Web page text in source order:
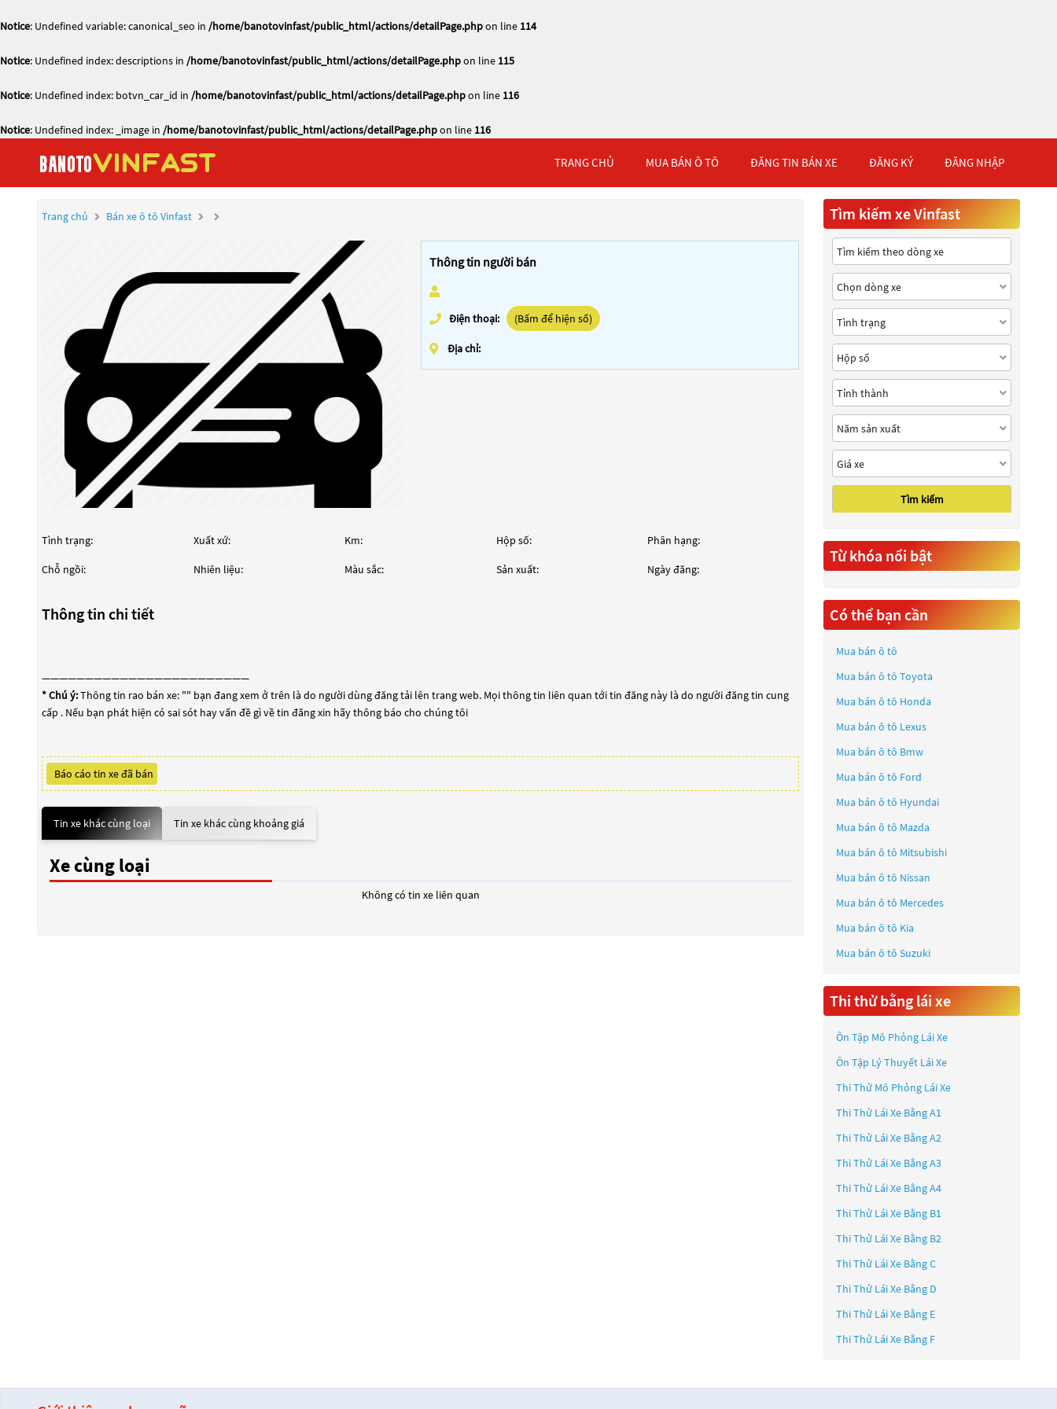
Notice: Undefined variable: canonical_seo in /home/banotovinfast/public_html/actions/detailPage.phpon line 114
Notice: Undefined index: descriptions in /home/banotovinfast/public_html/actions/detailPage.phpon line 115
Notice: Undefined index: botvn_car_id in /home/banotovinfast/public_html/actions/detailPage.phpon line 116
Notice: Undefined index: _image in /home/banotovinfast/public_html/actions/detailPage.phpon line 116
TRANG CHỦ MUA BÁN Ô TÔ ĐĂNG TIN BÁN XE ĐĂNG KÝ ĐĂNG NHẬP
Trang chủ Bán xe ô tô Vinfast
Thông tin người bán
Điện thoại: (Bấm để hiện số)
Địa chỉ:
Tình trạng: Xuất xứ: Km: Hộp số: Phân hạng:
Chỗ ngồi: Nhiên liệu: Màu sắc: Sản xuất: Ngày đăng:
Thông tin chi tiết
————————————————————————
* Chú ý:Thông tin rao bán xe: "" bạn đang xem ở trên là do người dùng đăng tải lên trang web. Mọi thông tin liên quan tới tin đăng này là do người đăng tin cung
cấp . Nếu bạn phát hiện có sai sót hay vấn đề gì về tin đăng xin hãy thông báo cho chúng tôi
Báo cáo tin xe đã bán
Tin xe khác cùng loại Tin xe khác cùng khoảng giá
Xe cùng loại
Không có tin xe liên quan
Tìm kiếm xe Vinfast
Tìm kiếm
Từ khóa nổi bật
Có thể bạn cần
Mua bán ô tô
Mua bán ô tô Toyota
Mua bán ô tô Honda
Mua bán ô tô Lexus
Mua bán ô tô Bmw
Mua bán ô tô Ford
Mua bán ô tô Hyundai
Mua bán ô tô Mazda
Mua bán ô tô Mitsubishi
Mua bán ô tô Nissan
Mua bán ô tô Mercedes
Mua bán ô tô Kia
Mua bán ô tô Suzuki
Thi thử bằng lái xe
Ôn Tập Mô Phỏng Lái Xe
Ôn Tập Lý Thuyết Lái Xe
Thi Thử Mô Phỏng Lái Xe
Thi Thử Lái Xe Bằng A1
Thi Thử Lái Xe Bằng A2
Thi Thử Lái Xe Bằng A3
Thi Thử Lái Xe Bằng A4
Thi Thử Lái Xe Bằng B1
Thi Thử Lái Xe Bằng B2
Thi Thử Lái Xe Bằng C
Thi Thử Lái Xe Bằng D
Thi Thử Lái Xe Bằng E
Thi Thử Lái Xe Bằng F